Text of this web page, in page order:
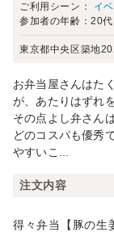
ご利用シーン： イ
参加者の年齢：20
東京都中央区築地
お弁当屋さんはた
が、あたりはずれ
その点よし弁さん
どのコスパも優秀
やすいこ...
注文内容
得々弁当【豚の生